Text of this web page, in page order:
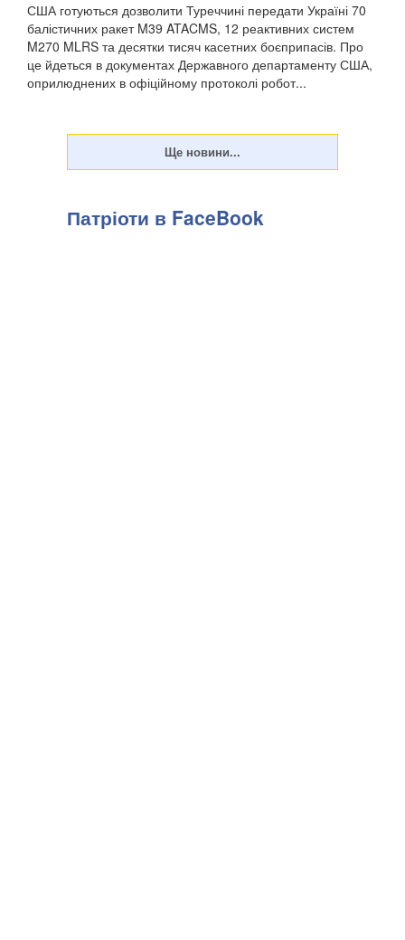
США готуються дозволити Туреччині передати Україні 70
балістичних ракет M39 ATACMS, 12 реактивних систем
M270 MLRS та десятки тисяч касетних боєприпасів. Про
це йдеться в документах Державного департаменту США,
оприлюднених в офіційному протоколі робот...
Патріоти в FaceBook